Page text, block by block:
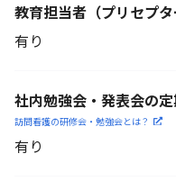
教育担当者 （プリセプタ
有り
社内勉強会・発表会の
訪問看護の研修会・勉強会とは？
有り